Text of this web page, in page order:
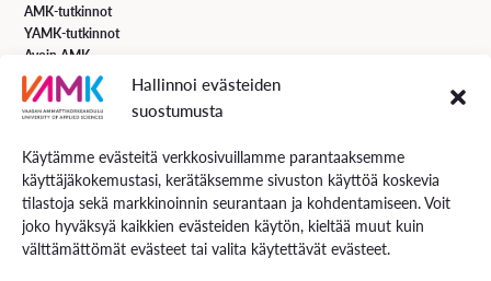
Hallinnoi evästeiden
suostumusta
Käytämme evästeitä verkkosivuillamme parantaaksemme
käyttäjäkokemustasi, kerätäksemme sivuston käyttöä koskevia
tilastoja sekä markkinoinnin seurantaan ja kohdentamiseen. Voit
joko hyväksyä kaikkien evästeiden käytön, kieltää muut kuin
välttämättömät evästeet tai valita käytettävät evästeet.
AMK-tutkinnot
YAMK-tutkinnot
Avoin AMK
Erikoistumiskoulutukset
Täydennyskoulutus
Hakuohjeet
VAMK Palvelut
Tutkimus ja kehitys
Palvelut työelämälle